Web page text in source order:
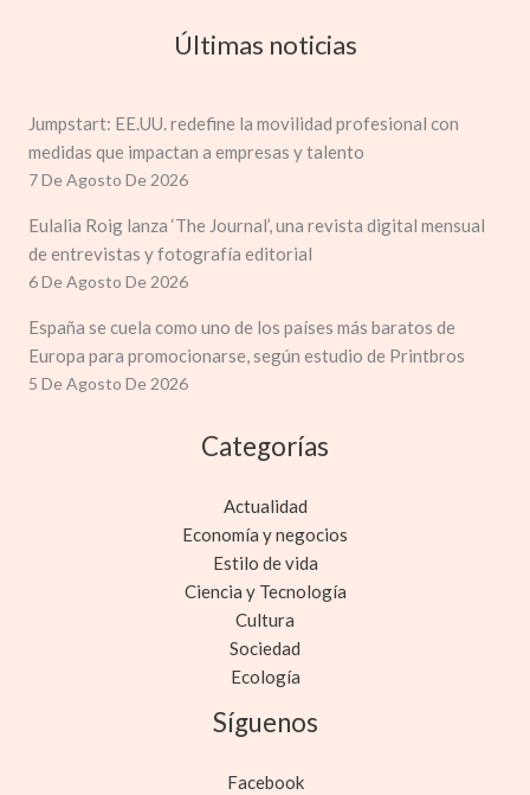
Últimas noticias
Jumpstart: EE.UU. redefine la movilidad profesional con
medidas que impactan a empresas y talento
7 De Agosto De 2026
Eulalia Roig lanza ‘The Journal’, una revista digital mensual
de entrevistas y fotografía editorial
6 De Agosto De 2026
España se cuela como uno de los países más baratos de
Europa para promocionarse, según estudio de Printbros
5 De Agosto De 2026
Categorías
Actualidad
Economía y negocios
Estilo de vida
Ciencia y Tecnología
Cultura
Sociedad
Ecología
Síguenos
Facebook